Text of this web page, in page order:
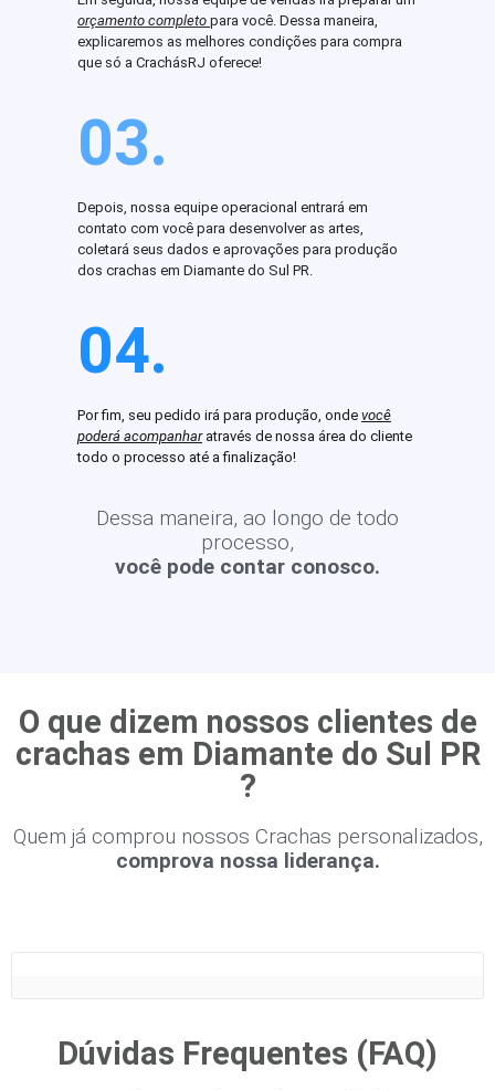
orçamento completo para você. Dessa maneira,
explicaremos as melhores condições para compra
que só a CrachásRJ oferece!
03.
Depois, nossa equipe operacional entrará em
contato com você para desenvolver as artes,
coletará seus dados e aprovações para produção
dos crachas em Diamante do Sul PR.
04.
Por fim, seu pedido irá para produção, onde você
poderá acompanharatravés de nossa área do cliente
todo o processo até a finalização!
Dessa maneira, ao longo de todo
processo,
você pode contar conosco.
O que dizem nossos clientes de
crachas em Diamante do Sul PR
?
Quem já comprou nossos Crachas personalizados,
comprova nossa liderança.
Dúvidas Frequentes (FAQ)